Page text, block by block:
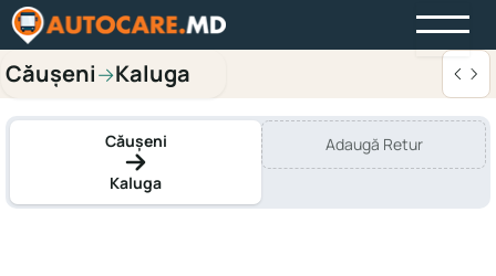
Căușeni→Kaluga
Căușeni
Kaluga
Adaugă Retur